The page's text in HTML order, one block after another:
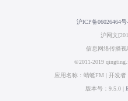
沪ICP备06026464号
沪网文
信息网络传播视
©2011-2019
应用名称：蜻蜓FM | 开发
版本号：9.5.0 |